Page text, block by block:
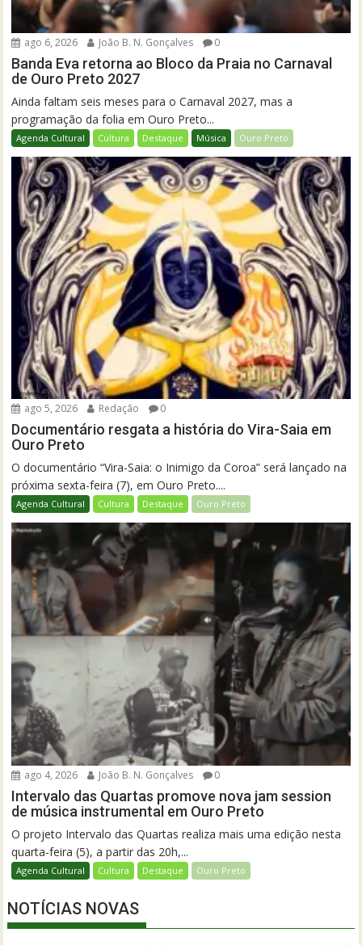
ago 6, 2026 João B. N. Gonçalves 0
Banda Eva retorna ao Bloco da Praia no Carnaval
de Ouro Preto 2027
Ainda faltam seis meses para o Carnaval 2027, mas a
programação da folia em Ouro Preto...
Agenda Cultural Cultura Destaque Música Ouro Preto
ago 5, 2026 Redação 0
Documentário resgata a história do Vira-Saia em
Ouro Preto
O documentário “Vira-Saia: o Inimigo da Coroa” será lançado na
próxima sexta-feira (7), em Ouro Preto....
Agenda Cultural Cultura Destaque Ouro Preto
ago 4, 2026 João B. N. Gonçalves 0
Intervalo das Quartas promove nova jam session
de música instrumental em Ouro Preto
O projeto Intervalo das Quartas realiza mais uma edição nesta
quarta-feira (5), a partir das 20h,...
Agenda Cultural Cultura Destaque Ouro Preto
NOTÍCIAS NOVAS